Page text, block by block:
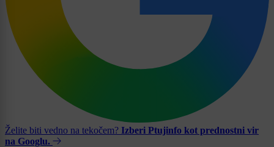
Želite biti vedno na tekočem? Izberi Ptujinfo kot prednostni vir
na Googlu.